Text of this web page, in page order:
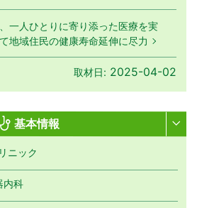
一人ひとりに寄り添った医療を実
地域住民の健康寿命延伸に尽力
取材日: 2025-04-02
基本情報
ニック
内科